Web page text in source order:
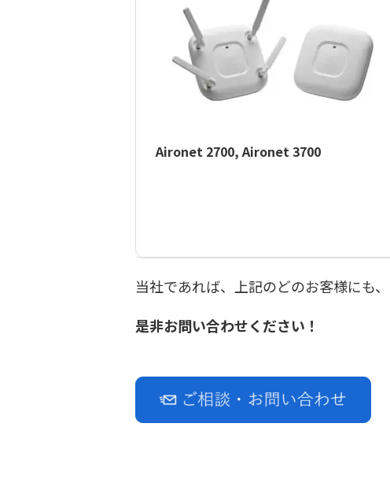
Aironet 2700, Aironet 3700
当社であれば、上記のどのお客様にも、
是非お問い合わせください！